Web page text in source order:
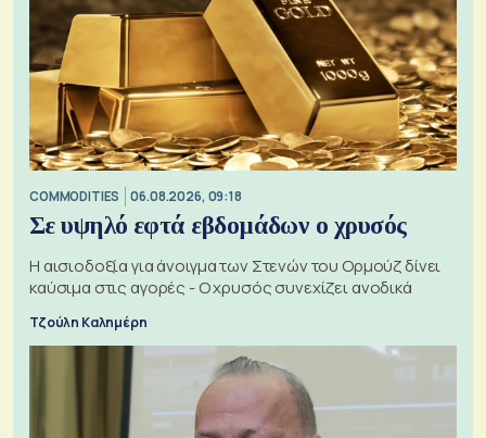
COMMODITIES 06.08.2026, 09:18
Σε υψηλό εφτά εβδομάδων ο χρυσός
Η αισιοδοξία για άνοιγμα των Στενών του Ορμούζ δίνει
καύσιμα στις αγορές - Ο χρυσός συνεχίζει ανοδικά
Τζούλη Καλημέρη